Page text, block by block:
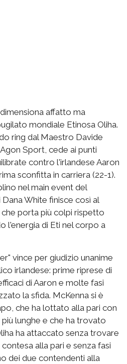
affatto ma
mondiale Etinosa Oliha.
ring dal Maestro Davide
Sport, cede ai punti
contro l'irlandese Aaron
sconfitta in carriera (22-1).
nel main event del
White finisce così al
che porta più colpi rispetto
l'energia di Eti nel corpo a
vince per giudizio unanime
irlandese: prime riprese di
di Aaron e molte fasi
la sfida. McKenna si è
che ha lottato alla pari con
lunghe e che ha trovato
ha attaccato senza trovare
alla pari e senza fasi
dei due contendenti alla